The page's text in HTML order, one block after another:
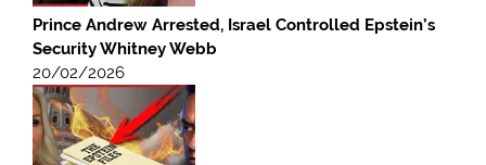
Prince Andrew Arrested, Israel Controlled Epstein’s
Security Whitney Webb
20/02/2026